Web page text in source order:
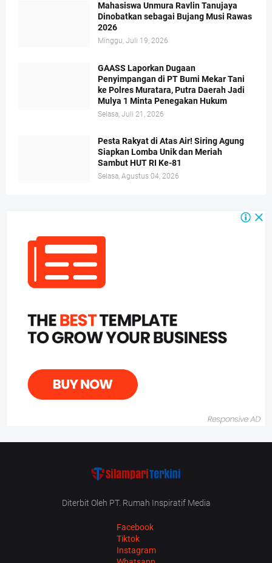
Mahasiswa Unmura Ravlin Tanujaya
Dinobatkan sebagai Bujang Musi Rawas
2026
Minggu, Juli 19, 2026
GAASS Laporkan Dugaan
Penyimpangan di PT Bumi Mekar Tani
ke Polres Muratara, Putra Daerah Jadi
Mulya 1 Minta Penegakan Hukum
Selasa, Juli 21, 2026
Pesta Rakyat di Atas Air! Siring Agung
Siapkan Lomba Unik dan Meriah
Sambut HUT RI Ke-81
Selasa, Agustus 04, 2026
Diterbit Oleh PT. Rumah Inspiratif Media
Facebook
Tiktok
Instagram